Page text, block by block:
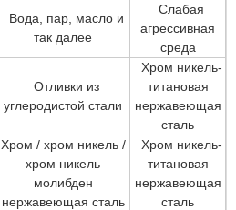
Вода, пар, масло и
так далее
Слабая
агрессивная
среда
Отливки из
углеродистой стали
Хром никель-
титановая
нержавеющая
сталь
Хром / хром никель /
хром никель
молибден
нержавеющая сталь
Хром никель-
титановая
нержавеющая
сталь